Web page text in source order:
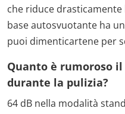
che riduce
base autosvuotante ha
puoi dimenticartene per
Quanto è rumoroso il
durante la pulizia?
64 dB nella modalità